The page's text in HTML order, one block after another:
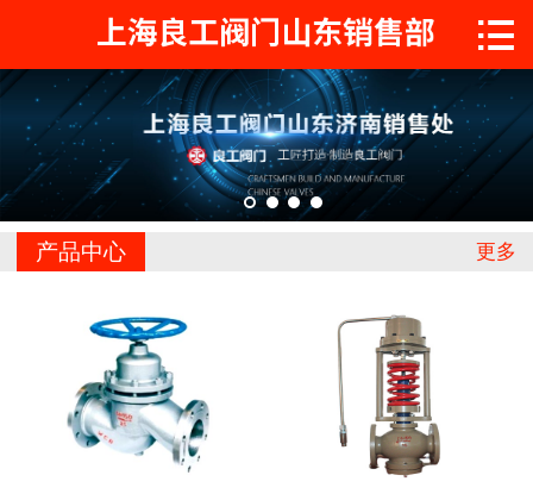
 首页
关于工良
产品中心
工程案例
联系我们

更多
产品中心